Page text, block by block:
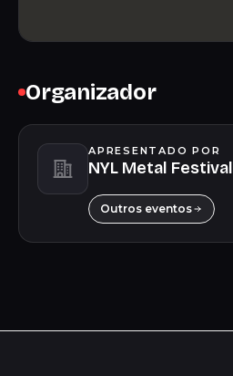
Organizador
APRESENTADO POR
NYL Metal Festival
Outros eventos